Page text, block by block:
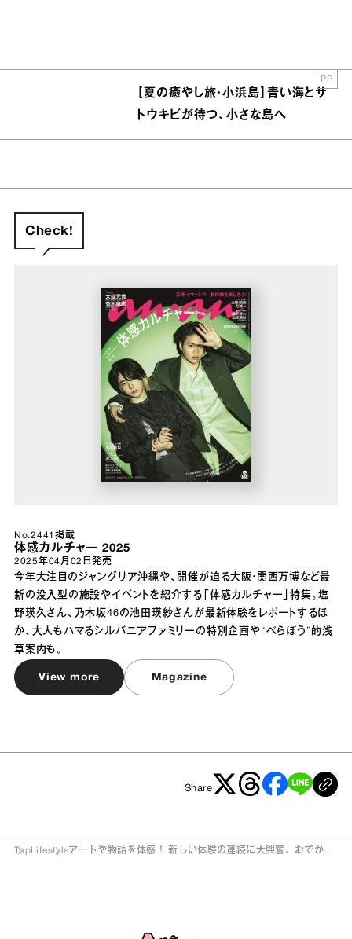
【夏の癒やし旅・小浜島】青い海とサ
トウキビが待つ、小さな島へ
PR
Check!
No.2441掲載
体感カルチャー 2025
2025年04月02日 発売
今年大注目のジャングリア沖縄や、開催が迫る大阪・関西万博など最
新の没入型の施設やイベントを紹介する「体感カルチャー」特集。塩
野瑛久さん、乃木坂46の池田瑛紗さんが最新体験をレポートするほ
か、大人もハマるシルバニアファミリーの特別企画や“べらぼう”的浅
草案内も。
View more Magazine
Share
Top Lifestyle アートや物語を体感！ 新しい体験の連続に大興奮、おでかけ